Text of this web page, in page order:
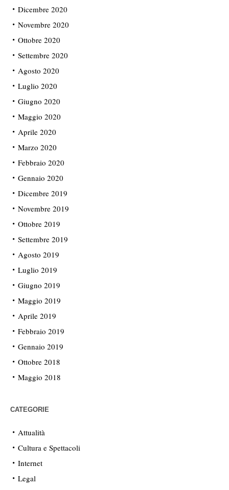
Dicembre 2020
Novembre 2020
Ottobre 2020
Settembre 2020
Agosto 2020
Luglio 2020
Giugno 2020
Maggio 2020
Aprile 2020
Marzo 2020
Febbraio 2020
Gennaio 2020
Dicembre 2019
Novembre 2019
Ottobre 2019
Settembre 2019
Agosto 2019
Luglio 2019
Giugno 2019
Maggio 2019
Aprile 2019
Febbraio 2019
Gennaio 2019
Ottobre 2018
Maggio 2018
CATEGORIE
Attualità
Cultura e Spettacoli
Internet
Legal